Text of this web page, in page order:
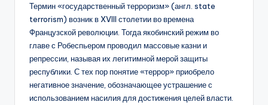
Термин «государственный терроризм» (англ. state
terrorism) возник в XVIII столетии во времена
Французской революции. Тогда якобинский режим во
главе с Робеспьером проводил массовые казни и
репрессии, называя их легитимной мерой защиты
республики. С тех пор понятие «террор» приобрело
негативное значение, обозначающее устрашение с
использованием насилия для достижения целей власти.